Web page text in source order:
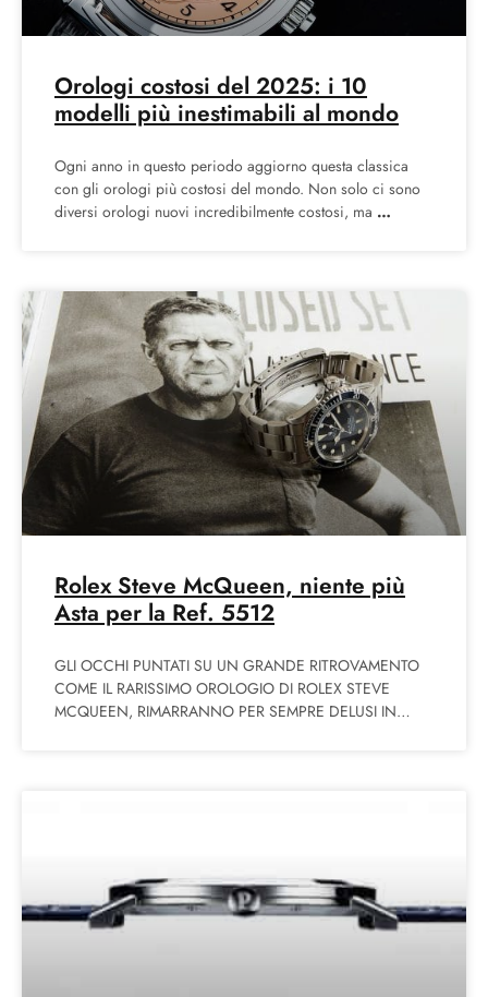
Orologi costosi del 2025: i 10
modelli più inestimabili al mondo
Ogni anno in questo periodo aggiorno questa classica
con gli orologi più costosi del mondo. Non solo ci sono
diversi orologi nuovi incredibilmente costosi, ma
Rolex Steve McQueen, niente più
Asta per la Ref. 5512
GLI OCCHI PUNTATI SU UN GRANDE RITROVAMENTO
COME IL RARISSIMO OROLOGIO DI ROLEX STEVE
MCQUEEN, RIMARRANNO PER SEMPRE DELUSI IN